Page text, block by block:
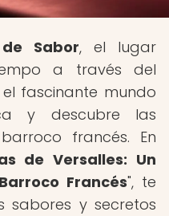
Sabor, el lugar
a través del
fascinante mundo
y descubre las
francés. En
de Versalles: Un
Francés", te
sabores y secretos